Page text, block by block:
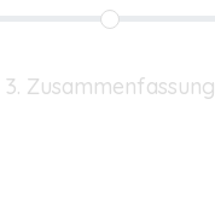
3. Zusammenfassung